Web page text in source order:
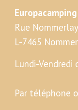
Rue
L-7465
Lundi-
Par téléphone